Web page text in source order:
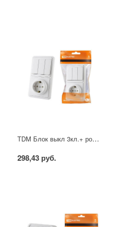
TDM Блок выкл 3кл.+ розетка с/з с защ.шторкой внутр. вертикальный
298,43 руб.